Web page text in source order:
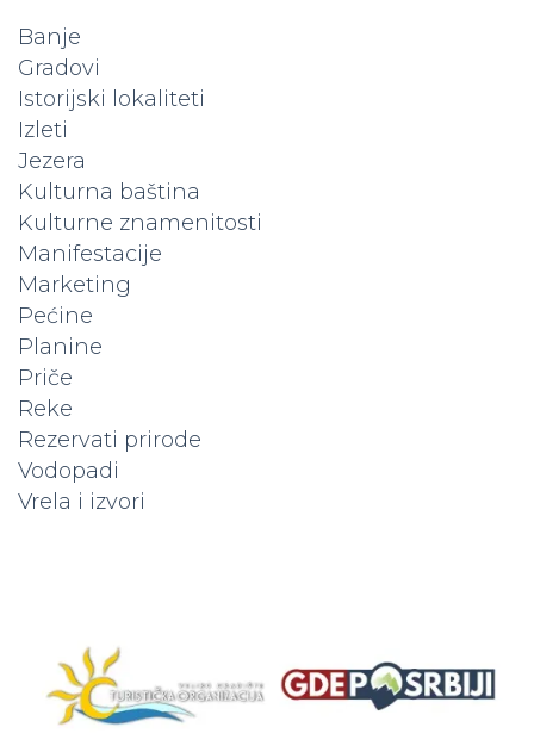
Banje
Gradovi
Istorijski lokaliteti
Izleti
Jezera
Kulturna baština
Kulturne znamenitosti
Manifestacije
Marketing
Pećine
Planine
Priče
Reke
Rezervati prirode
Vodopadi
Vrela i izvori